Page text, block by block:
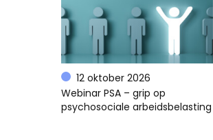
12 oktober 2026
Webinar PSA – grip op
psychosociale arbeidsbelasting